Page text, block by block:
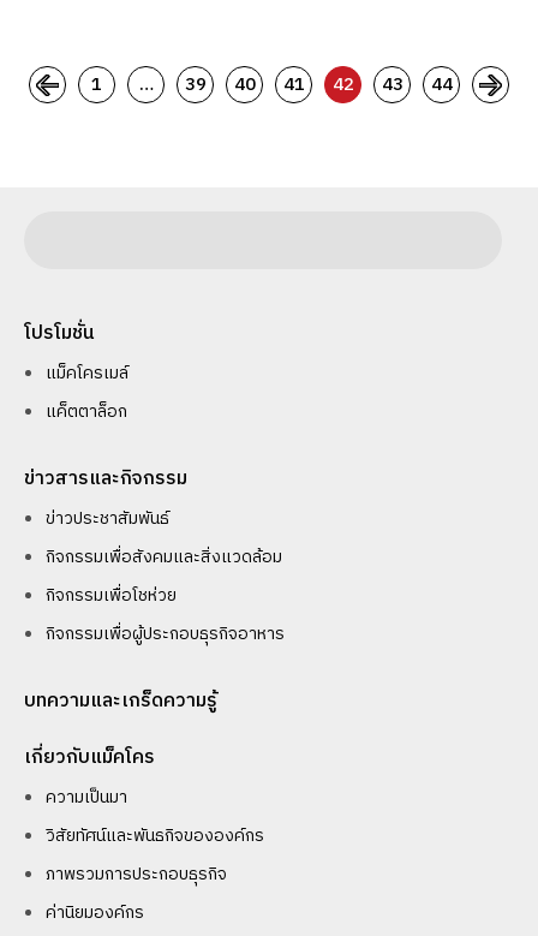
1 … 39 40 41 42 43 44
โปรโมชั่น
แม็คโครเมล์
แค็ตตาล็อก
ข่าวสารและกิจกรรม
ข่าวประชาสัมพันธ์
กิจกรรมเพื่อสังคมและสิ่งแวดล้อม
กิจกรรมเพื่อโชห่วย
กิจกรรมเพื่อผู้ประกอบธุรกิจอาหาร
บทความและเกร็ดความรู้
เกี่ยวกับแม็คโคร
ความเป็นมา
วิสัยทัศน์และพันธกิจขององค์กร
ภาพรวมการประกอบธุรกิจ
ค่านิยมองค์กร